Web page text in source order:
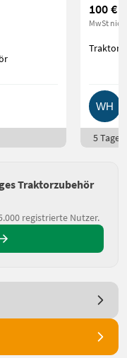
100 €
MwSt
5 Tage
Traktorzubehör
registrierte Nutzer.